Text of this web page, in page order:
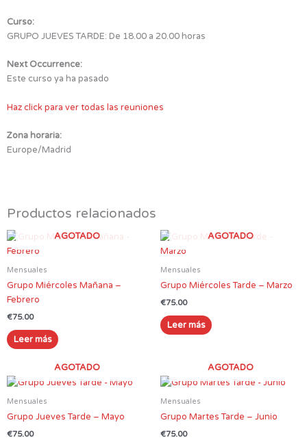
Curso:
GRUPO JUEVES TARDE: De 18.00 a 20.00 horas
Next Occurrence:
Este curso ya ha pasado
Haz click para ver todas las reuniones
Zona horaria:
Europe/Madrid
Productos relacionados
AGOTADO
Mensuales
Grupo Miércoles Mañana –
Febrero
€75.00
Leer más
AGOTADO
Mensuales
Grupo Miércoles Tarde – Marzo
€75.00
Leer más
AGOTADO
Mensuales
Grupo Jueves Tarde – Mayo
€75.00
AGOTADO
Mensuales
Grupo Martes Tarde – Junio
€75.00